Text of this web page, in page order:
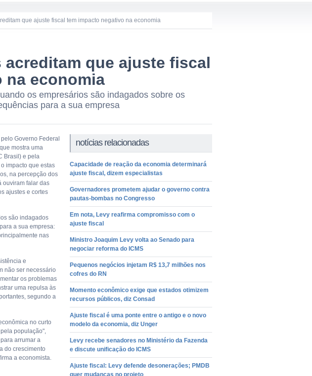
que ajuste fiscal tem impacto negativo na economia
acreditam que ajuste fiscal
na economia
os empresários são indagados sobre os
para a sua empresa
notícias relacionadas
Capacidade de reação da economia determinará
ajuste fiscal, dizem especialistas
Governadores prometem ajudar o governo contra
pautas-bombas no Congresso
Em nota, Levy reafirma compromisso com o
ajuste fiscal
Ministro Joaquim Levy volta ao Senado para
negociar reforma do ICMS
Pequenos negócios injetam R$ 13,7 milhões nos
cofres do RN
Momento econômico exige que estados otimizem
recursos públicos, diz Consad
Ajuste fiscal é uma ponte entre o antigo e o novo
modelo da economia, diz Unger
Levy recebe senadores no Ministério da Fazenda
e discute unificação do ICMS
Ajuste fiscal: Levy defende desonerações; PMDB
quer mudanças no projeto
Governo Federal
mostra uma
Brasil) e pela
impacto que estas
na percepção dos
ouviram falar das
ajustes e cortes
são indagados
a sua empresa:
nas
e
não ser necessário
os problemas
uma repulsa às
segundo a
no curto
população",
arrumar a
do crescimento
a economista.